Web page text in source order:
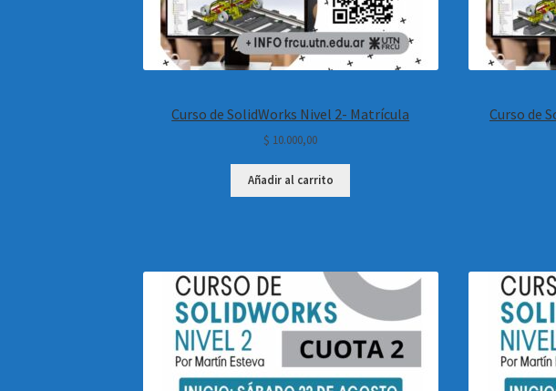
Curso de SolidWorks Nivel 2- Matrícula
$ 10.000,00
Añadir al carrito
Curso de